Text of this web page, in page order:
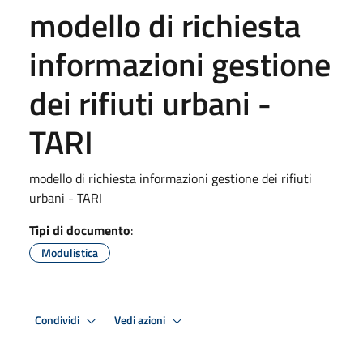
modello di richiesta
informazioni gestione
dei rifiuti urbani -
TARI
modello di richiesta informazioni gestione dei rifiuti
urbani - TARI
Tipi di documento:
Modulistica
Condividi Vedi azioni